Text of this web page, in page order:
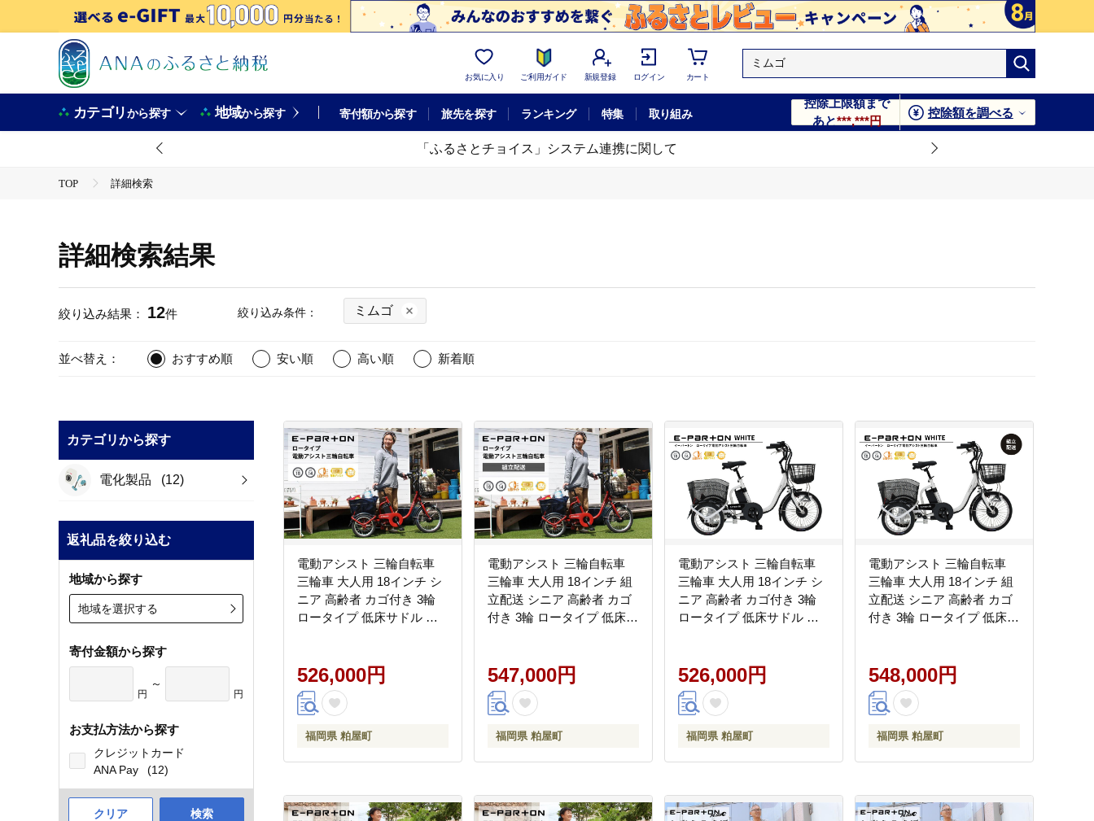
お気に入り ご利用ガイド 新規登録 ログイン カート
カテゴリから探す 地域から探す 寄付額から探す 旅先を探す ランキング 特集 取り組み
控除上限額まで
あと***,***円
控除額を調べる
「ふるさとチョイス」システム連携に関して
TOP 詳細検索
詳細検索結果
絞り込み結果： 12件 絞り込み条件： ミムゴ
並べ替え： おすすめ順 安い順 高い順 新着順
カテゴリから探す
電化製品 (12)
返礼品を絞り込む
地域から探す
地域を選択する
寄付金額から探す
円
～
円
お支払方法から探す
クレジットカード
ANA Pay
(12)
クリア 検索
電動アシスト 三輪自転車
三輪車 大人用 18インチ シ
ニア 高齢者 カゴ付き 3輪
ロータイプ 低床サドル 安
安全 ミムゴ イーパートン
BEPN18 福岡県 粕屋町
CC001
526,000円
福岡県 粕屋町
電動アシスト 三輪自転車
三輪車 大人用 18インチ 組
立配送 シニア 高齢者 カゴ
付き 3輪 ロータイプ 低床サ
気 安心 安全 ミムゴ イーパ
ートン BEPN18 福岡県 粕
屋町 CC002
547,000円
福岡県 粕屋町
電動アシスト 三輪自転車
三輪車 大人用 18インチ シ
ニア 高齢者 カゴ付き 3輪
ロータイプ 低床サドル 安
安全 ミムゴ イーパートン
BEPN18-WH 福岡県 粕屋町
CC003
526,000円
福岡県 粕屋町
電動アシスト 三輪自転車
三輪車 大人用 18インチ 組
立配送 シニア 高齢者 カゴ
付き 3輪 ロータイプ 低床サ
気 安心 安全 ミムゴ イーパ
ートン BEPN18-WH 福岡県
粕屋町 CC004
548,000円
福岡県 粕屋町